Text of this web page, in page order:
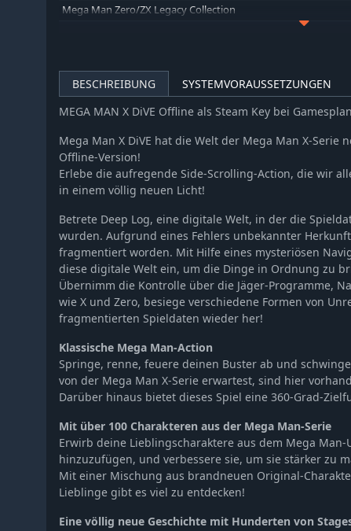
Mega Man Zero/ZX Legacy Collection
Mega Man Legacy Collection 2
Mega Man Legacy Collection
Mega Man 11
BESCHREIBUNG
SYSTEMVORAUSSETZUNGEN
MEGA MAN X DiVE Offline als Steam Key bei
Mega Man X DiVE hat die Welt der Mega Man X-
Offline-Version!
Erlebe die aufregende Side-Scrolling-Action, die wir
in einem völlig neuen Licht!
Betrete Deep Log, eine digitale Welt, in der die
wurden. Aufgrund eines Fehlers unbekannter
fragmentiert worden. Mit Hilfe eines mysteriösen
diese digitale Welt ein, um die Dinge in Ordnung zu
Übernimm die Kontrolle über die Jäger-Programme,
wie X und Zero, besiege verschiedene Formen von
fragmentierten Spieldaten wieder her!
Klassische Mega Man-Action
Springe, renne, feuere deinen Buster ab und
von der Mega Man X-Serie erwartest, sind hier
Darüber hinaus bietet dieses Spiel eine 360-Grad-
Mit über 100 Charakteren aus der Mega Man-Serie
Erwirb deine Lieblingscharaktere aus dem Mega
hinzuzufügen, und verbessere sie, um sie stärker zu
Mit einer Mischung aus brandneuen Original-
Lieblinge gibt es viel zu entdecken!
Eine völlig neue Geschichte mit Hunderten von